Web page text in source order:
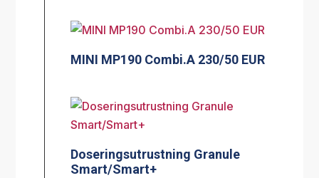
MINI MP190 Combi.A 230/50 EUR
Doseringsutrustning Granule
Smart/Smart+